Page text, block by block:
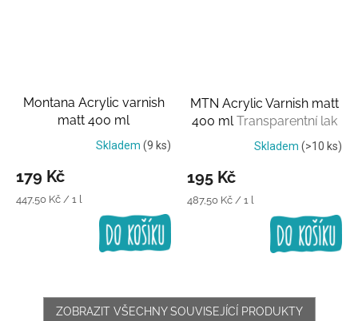
Montana Acrylic varnish
matt 400 ml
Transparentní lak
Skladem (9 ks)
179 Kč
Měrná
447,50 Kč / 1 l
MTN Acrylic Varnish matt
400 mlTransparentní lak
Skladem (>10 ks)
195 Kč
Měrná
487,50 Kč / 1 l
ZOBRAZIT VŠECHNY SOUVISEJÍCÍ PRODUKTY